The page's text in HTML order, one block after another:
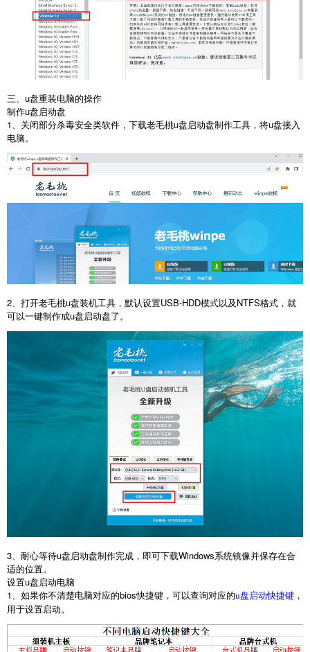
三、 u盘重装电脑的操作
制作u盘启动盘
1、关闭部分杀毒安全类软件，下载老毛桃u盘启动盘制作工具，将u盘接入
电脑。
2、打开老毛桃u盘装机工具，默认设置USB-HDD模式以及NTFS格式，就
可以一键制作成u盘启动盘了。
3、耐心等待u盘启动盘制作完成，即可下载Windows系统镜像并保存在合
适的位置。
设置u盘启动电脑
1、如果你不清楚电脑对应的bios快捷键，可以查询对应的u盘启动快捷键 ，
用于设置启动。